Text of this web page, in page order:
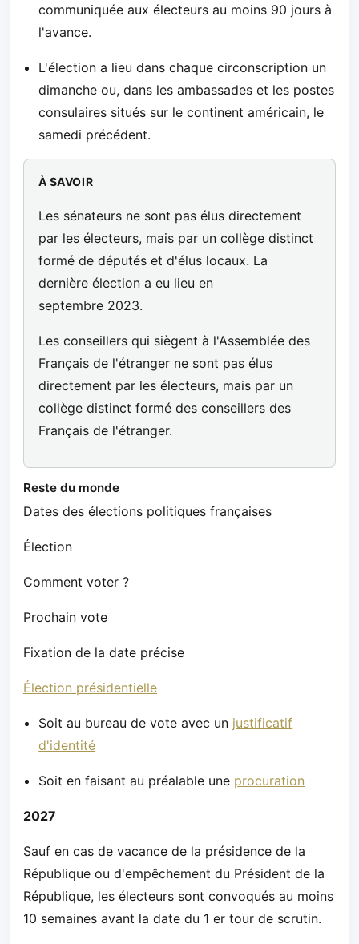
communiquée aux électeurs au moins 90 jours à
l'avance.
L'élection a lieu dans chaque circonscription un
dimanche ou, dans les ambassades et les postes
consulaires situés sur le continent américain, le
samedi précédent.
À SAVOIR
Les sénateurs ne sont pas élus directement
par les électeurs, mais par un collège distinct
formé de députés et d'élus locaux. La
dernière élection a eu lieu en
septembre 2023.
Les conseillers qui siègent à l'Assemblée des
Français de l'étranger ne sont pas élus
directement par les électeurs, mais par un
collège distinct formé des conseillers des
Français de l'étranger.
Reste du monde
Dates des élections politiques françaises
Élection
Comment voter ?
Prochain vote
Fixation de la date précise
Élection présidentielle
Soit au bureau de vote avec un justificatif
d'identité
Soit en faisant au préalable une procuration
2027
Sauf en cas de vacance de la présidence de la
République ou d'empêchement du Président de la
République, les électeurs sont convoqués au moins
10 semaines avant la date du 1 er tour de scrutin.